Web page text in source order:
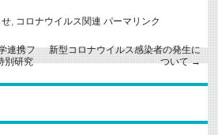
せ コロナウイルス関連 パーマリンク
連携フ
別研究
新型コロナウイルス感染者の発生に
ついて→